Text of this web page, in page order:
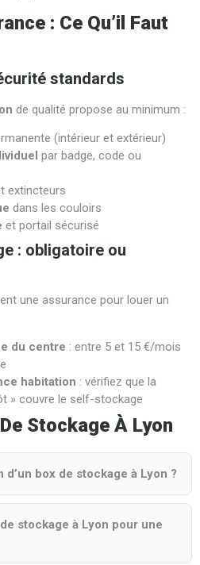
: Ce Qu’il Faut
standards
de qualité propose au minimum :
(intérieur et extérieur)
par badge, code ou
extincteurs
dans les couloirs
et portail sécurisé
: obligatoire ou
une assurance pour louer un
du centre : entre 5 et 15 €/mois
habitation : vérifiez que la
» couvre le self-stockage
Stockage À Lyon
box de stockage à Lyon ?
stockage à Lyon pour une